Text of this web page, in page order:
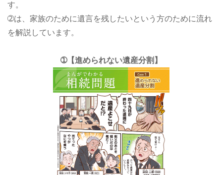
す。
➁は、家族のために遺言を残したいという方のために流れ
を解説しています。
➀【進められない遺産分割】